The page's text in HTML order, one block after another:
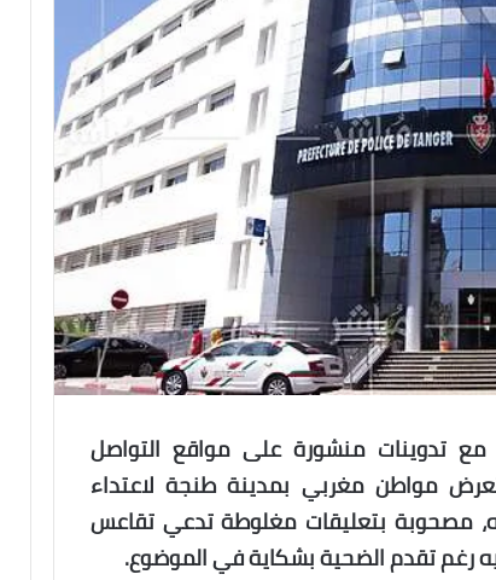
تدوينات منشورة على مواقع التواصل
تعرض مواطن مغربي بمدينة طنجة لاعتداء
مصحوبة بتعليقات مغلوطة تدعي تقاعس
رغم تقدم الضحية بشكاية في الموضوع.